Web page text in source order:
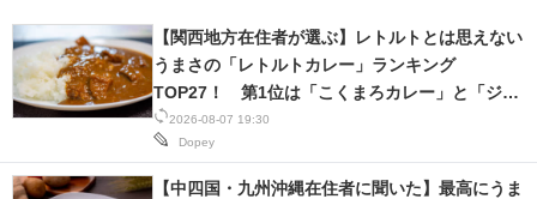
動物 リサーチ
会員記事
注目記事を集めた総合ページ
2026-08-07 19:30
Dopey
【関西地方在住者が選ぶ】レトルトとは思えない
うまさの「レトルトカレー」ランキング
TOP27！ 第1位は「こくまろカレー」と「ジャ
ワカレー」【2026年最新調査結果】
【中四国・九州沖縄在住者に聞いた】最高にうま